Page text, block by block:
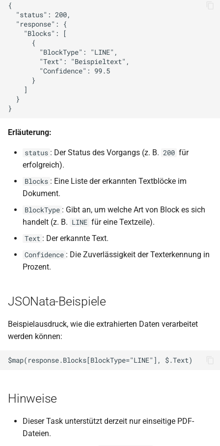
{
  "status": 200,
  "response": {
    "Blocks": [
      {
        "BlockType": "LINE",
        "Text": "Beispieltext",
        "Confidence": 99.5
      }
    ]
  }
Erläuterung:
status : Der Status des Vorgangs (z. B. 200 für
erfolgreich).
Blocks : Eine Liste der erkannten Textblöcke im
Dokument.
BlockType : Gibt an, um welche Art von Block es sich
handelt (z. B. LINE für eine Textzeile).
Text : Der erkannte Text.
Confidence : Die Zuverlässigkeit der Texterkennung in
Prozent.
JSONata-Beispiele
Beispielausdruck, wie die extrahierten Daten verarbeitet
werden können:
Hinweise
Dieser Task unterstützt derzeit nur einseitige PDF-
Dateien.